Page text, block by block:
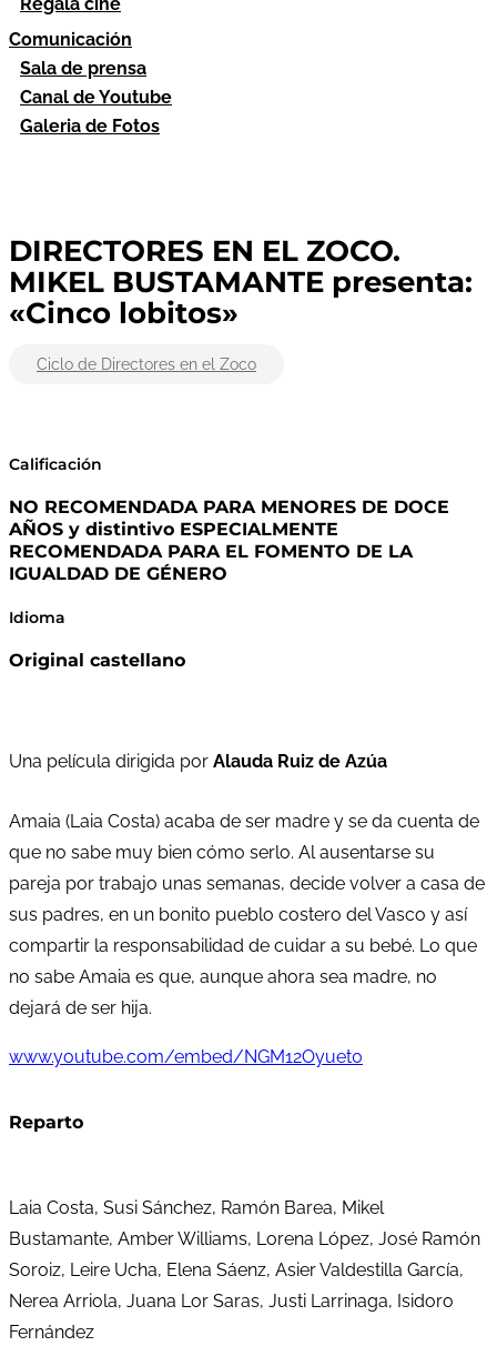
Comunicación
Sala de prensa
Canal de Youtube
Galeria de Fotos
DIRECTORES EN EL ZOCO.
MIKEL BUSTAMANTE presenta:
«Cinco lobitos»
Ciclo de Directores en el Zoco
Calificación
NO RECOMENDADA PARA MENORES DE DOCE
AÑOS y distintivo ESPECIALMENTE
RECOMENDADA PARA EL FOMENTO DE LA
IGUALDAD DE GÉNERO
Idioma
Original castellano
Una película dirigida por Alauda Ruiz de Azúa
Amaia (Laia Costa) acaba de ser madre y se da cuenta de
que no sabe muy bien cómo serlo. Al ausentarse su
pareja por trabajo unas semanas, decide volver a casa de
sus padres, en un bonito pueblo costero del Vasco y así
compartir la responsabilidad de cuidar a su bebé. Lo que
no sabe Amaia es que, aunque ahora sea madre, no
dejará de ser hija.
www.youtube.com/embed/NGM12Oyuet0
Reparto
Laia Costa, Susi Sánchez, Ramón Barea, Mikel
Bustamante, Amber Williams, Lorena López, José Ramón
Soroiz, Leire Ucha, Elena Sáenz, Asier Valdestilla García,
Nerea Arriola, Juana Lor Saras, Justi Larrinaga, Isidoro
Fernández